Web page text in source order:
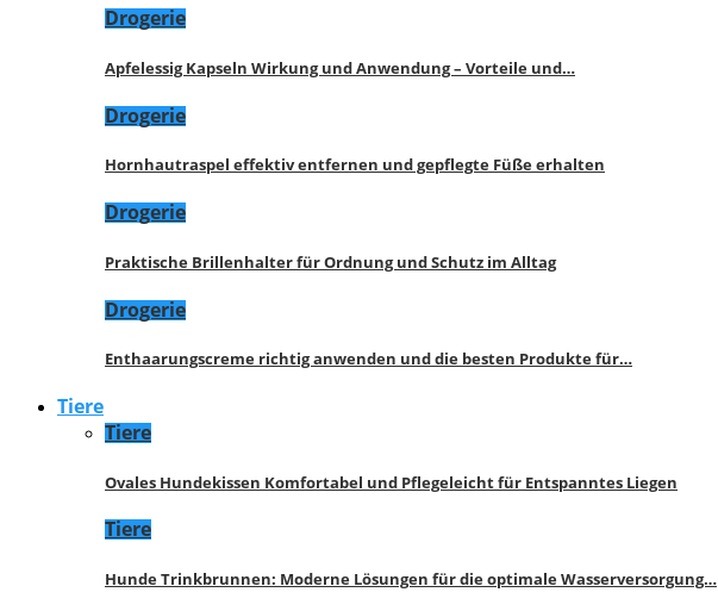
Drogerie
Apfelessig Kapseln Wirkung und Anwendung – Vorteile und…
Drogerie
Hornhautraspel effektiv entfernen und gepflegte Füße erhalten
Drogerie
Praktische Brillenhalter für Ordnung und Schutz im Alltag
Drogerie
Enthaarungscreme richtig anwenden und die besten Produkte für…
Tiere
Tiere
Ovales Hundekissen Komfortabel und Pflegeleicht für Entspanntes Liegen
Tiere
Hunde Trinkbrunnen: Moderne Lösungen für die optimale Wasserversorgung…